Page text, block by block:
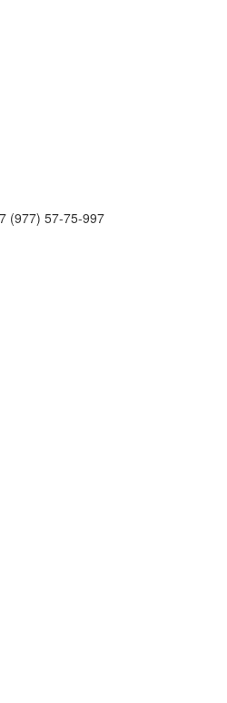
(977) 57-75-997